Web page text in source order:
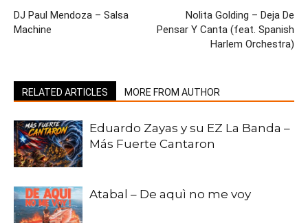
DJ Paul Mendoza – Salsa
Machine
Nolita Golding – Deja De
Pensar Y Canta (feat. Spanish
Harlem Orchestra)
RELATED ARTICLES MORE FROM AUTHOR
Eduardo Zayas y su EZ La Banda –
Más Fuerte Cantaron
Atabal – De aquì no me voy